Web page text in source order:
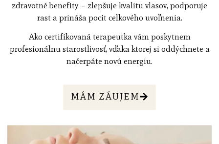
zdravotné benefity – zlepšuje kvalitu vlasov, podporuje
rast a prináša pocit celkového uvoľnenia.
Ako certifikovaná terapeutka vám poskytnem
profesionálnu starostlivosť, vďaka ktorej si oddýchnete a
načerpáte novú energiu.
MÁM ZÁUJEM